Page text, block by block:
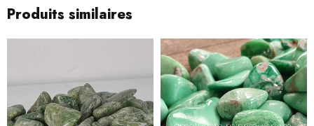
Produits similaires